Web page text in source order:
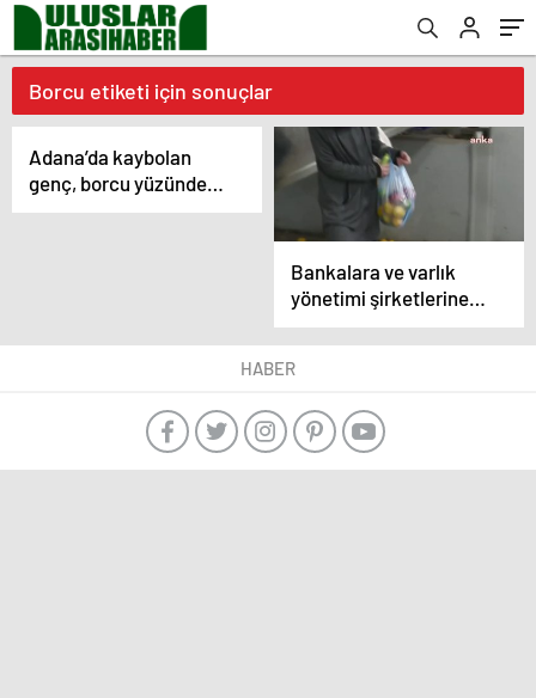
Borcu etiketi için sonuçlar
Adana’da kaybolan
genç, borcu yüzünden
kaçırıldı iddiasıyla
Bankalara ve varlık
yönetimi şirketlerine
borç yüzünden icra
takibi artıyor
HABER